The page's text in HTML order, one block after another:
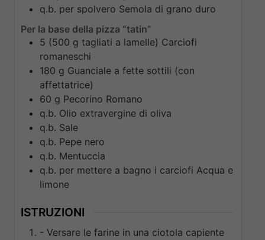
q.b. per spolvero Semola di grano duro
Per la base della pizza “tatin”
5 (500 g tagliati a lamelle) Carciofi
romaneschi
180 g Guanciale a fette sottili (con
affettatrice)
60 g Pecorino Romano
q.b. Olio extravergine di oliva
q.b. Sale
q.b. Pepe nero
q.b. Mentuccia
q.b. per mettere a bagno i carciofi Acqua e
limone
ISTRUZIONI
- Versare le farine in una ciotola capiente